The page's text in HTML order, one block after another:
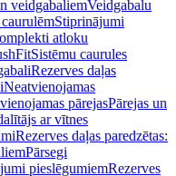
veidgabaliemVeidgabalu
Stiprinājumi
atloku
Sistēmu caurules
Rezerves daļas
Neatvienojamas
pārejasPārejas un
ar vītnes
Rezerves daļas paredzētas:
Pārsegi
pieslēgumiemRezerves